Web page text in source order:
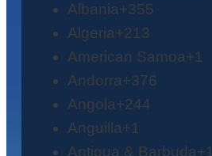
Albania+355
Algeria+213
American Samoa+1
Andorra+376
Angola+244
Anguilla+1
Antigua & Barbuda+1